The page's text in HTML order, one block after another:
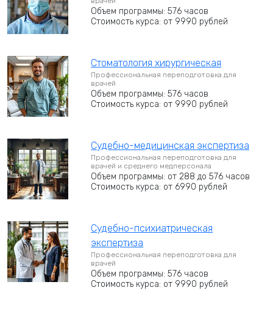
Объем программы: 576 часов
Стоимость курса: от 9990 рублей
Стоматология хирургическая
Профессиональная переподготовка для
врачей
Объем программы: 576 часов
Стоимость курса: от 9990 рублей
Судебно-медицинская экспертиза
Профессиональная переподготовка для
врачей и среднего медперсонала
Объем программы: от 288 до 576 часов
Стоимость курса: от 6990 рублей
Судебно-психиатрическая
экспертиза
Профессиональная переподготовка для
врачей
Объем программы: 576 часов
Стоимость курса: от 9990 рублей